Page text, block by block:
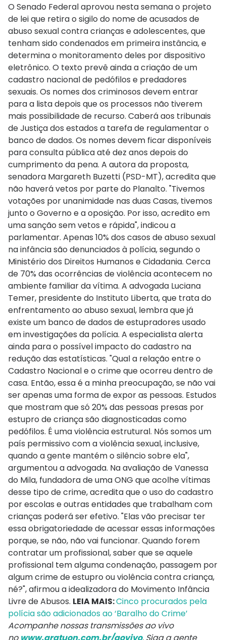
O Senado Federal aprovou nesta semana o projeto
de lei que retira o sigilo do nome de acusados de
abuso sexual contra crianças e adolescentes, que
tenham sido condenados em primeira instância, e
determina o monitoramento deles por dispositivo
eletrônico. O texto prevê ainda a criação de um
cadastro nacional de pedófilos e predadores
sexuais. Os nomes dos criminosos devem entrar
para a lista depois que os processos não tiverem
mais possibilidade de recurso. Caberá aos tribunais
de Justiça dos estados a tarefa de regulamentar o
banco de dados. Os nomes devem ficar disponíveis
para consulta pública até dez anos depois do
cumprimento da pena. A autora da proposta,
senadora Margareth Buzetti (PSD-MT), acredita que
não haverá vetos por parte do Planalto. "Tivemos
votações por unanimidade nas duas Casas, tivemos
junto o Governo e a oposição. Por isso, acredito em
uma sanção sem vetos e rápida", indicou a
parlamentar. Apenas 10% dos casos de abuso sexual
na infância são denunciados à polícia, segundo o
Ministério dos Direitos Humanos e Cidadania. Cerca
de 70% das ocorrências de violência acontecem no
ambiente familiar da vítima. A advogada Luciana
Temer, presidente do Instituto Liberta, que trata do
enfrentamento ao abuso sexual, lembra que já
existe um banco de dados de estupradores usado
em investigações da polícia. A especialista alerta
ainda para o possível impacto do cadastro na
redução das estatísticas. "Qual a relação entre o
Cadastro Nacional e o crime que ocorreu dentro de
casa. Então, essa é a minha preocupação, se não vai
ser apenas uma forma de expor as pessoas. Estudos
que mostram que só 20% das pessoas presas por
estupro de criança são diagnosticadas como
pedófilos. É uma violência estrutural. Nós somos um
país permissivo com a violência sexual, inclusive,
quando a gente mantém o silêncio sobre ela",
argumentou a advogada. Na avaliação de Vanessa
do Mila, fundadora de uma ONG que acolhe vítimas
desse tipo de crime, acredita que o uso do cadastro
por escolas e outras entidades que trabalham com
crianças poderá ser efetivo. "Elas vão precisar ter
essa obrigatoriedade de acessar essas informações
porque, se não, não vai funcionar. Quando forem
contratar um profissional, saber que se aquele
profissional tem alguma condenação, passagem por
algum crime de estupro ou violência contra criança,
né?", afirmou a idealizadora do Movimento Infância
Livre de Abusos. LEIA MAIS:Cinco procurados pela
polícia são adicionados ao ‘Baralho do Crime’
Acompanhe nossas transmissões ao vivo